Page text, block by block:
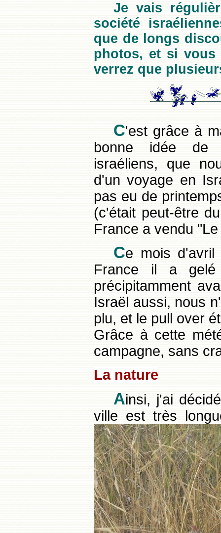
Je vais
société
que de longs
photos, et si vous
verrez que
C'est grâce à
bonne idée de
israéliens, que
d'un voyage en
pas eu de
(c'était peut-être
France a vendu
Ce mois
France il a gelé
précipitamment
Israël aussi, nous
plu, et le pull over
Grâce à cette
campagne, sans
La nature
Ainsi, j'ai
ville est très